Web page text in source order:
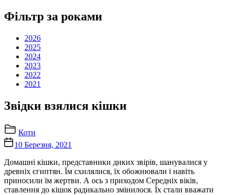
Фільтр за роками
2026
2025
2024
2023
2022
2021
Звідки взялися кішки
Коти
10 Березня, 2021
Домашні кішки, представники диких звірів, шанувалися у
древніх єгиптян. Їм схилялися, їх обожнювали і навіть
приносили їм жертви. А ось з приходом Середніх віків,
ставлення до кішок радикально змінилося. Їх стали вважати